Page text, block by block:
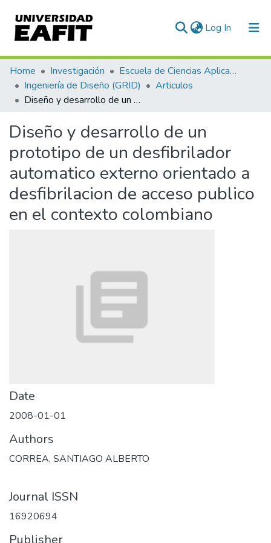
Log In (current)
Communities & Collections
All of DSpace
Home Investigación
Escuela de Ciencias Aplicadas e Ingeniería
Ingeniería de Diseño (GRID)
Articulos
Diseño y desarrollo de un prototipo de un desfibrilador automatico externo orientado a desfibrilacion de acceso publico en el contexto colombiano
Diseño y desarrollo de un
prototipo de un desfibrilador
automatico externo orientado a
desfibrilacion de acceso publico
en el contexto colombiano
Date
2008-01-01
Authors
CORREA, SANTIAGO ALBERTO
Journal ISSN
16920694
Publisher